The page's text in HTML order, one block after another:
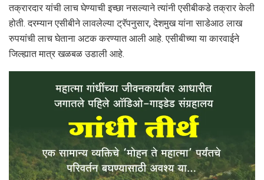
तक्रारदार यांची लाच घेण्याची इच्छा नसल्याने त्यांनी एसीबीकडे तक्रार केली
होती. दरम्यान एसीबीने लावलेल्या ट्रॅपनुसार, देशमुख यांना साडेआठ लाख
रुपयांची लाच घेताना अटक करण्यात आली आहे. एसीबीच्या या कारवाईने
जिल्ह्यात मात्र खळबळ उडाली आहे.